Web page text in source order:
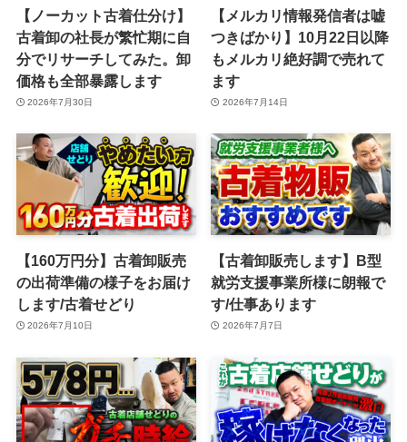
【ノーカット古着仕分け】
古着卸の社長が繁忙期に自
分でリサーチしてみた。卸
価格も全部暴露します
2026年7月30日
【メルカリ情報発信者は嘘
つきばかり】10月22日以降
もメルカリ絶好調で売れて
ます
2026年7月14日
【160万円分】古着卸販売
の出荷準備の様子をお届け
します/古着せどり
2026年7月10日
【古着卸販売します】B型
就労支援事業所様に朗報で
す/仕事あります
2026年7月7日